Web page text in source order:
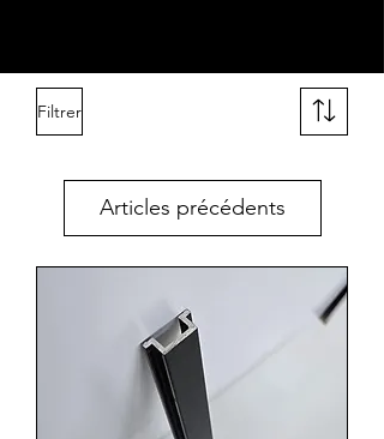
Filtrer
Articles précédents